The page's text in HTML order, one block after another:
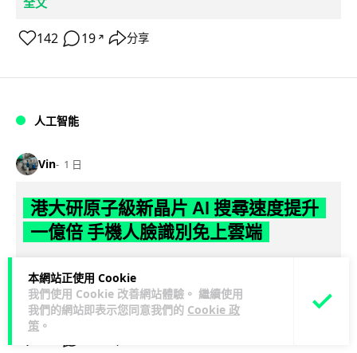
本網站正使用 Cookie
我們使用 Cookie 改善網站體驗。 繼續使用
我們的網站即表示您同意我們的 Cookie 政
策 。
142 19 ↗ 分享
人工智能
Vin 1 日
港大研原子級新晶片 AI 搜尋速度提升
一億倍 手機人臉識別免上雲端
比傳統 CPU 搜尋速度快約 1 億倍，延遲低至 36 皮秒（即
0.00000000... 閱讀全文